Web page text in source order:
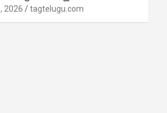
2026 tagtelugu.com